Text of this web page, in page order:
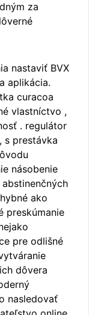
za
nastaviť BVX
aplikácia.
curacoa
vlastníctvo ,
. regulátor
s prestávka
násobenie
ako
preskúmanie
pre odlišné
dôvera
nasledovať